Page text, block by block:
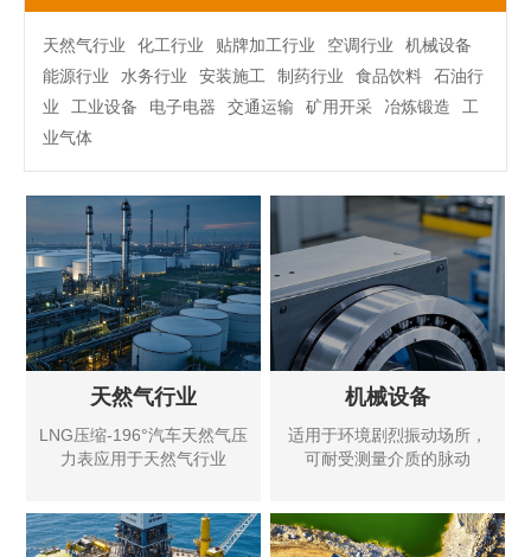
天然气行业 化工行业 贴牌加工行业 空调行业
机械设备
能源行业
水务行业 安装施工 制药行业 食品饮料
石油行
业
工业设备 电子电器 交通运输 矿用开采 冶炼锻造
工
业气体
天然气行业
LNG压缩-196°汽车天然气压
力表应用于天然气行业
机械设备
适用于环境剧烈振动场所，
可耐受测量介质的脉动